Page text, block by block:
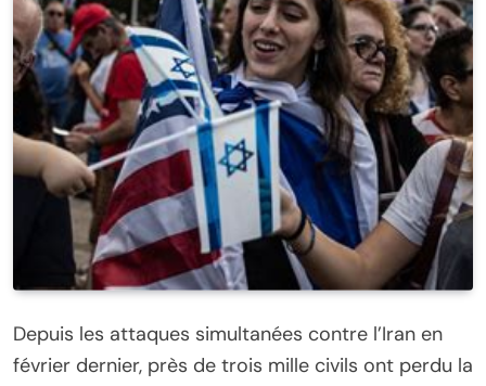
Depuis les attaques simultanées contre l’Iran en
février dernier, près de trois mille civils ont perdu la